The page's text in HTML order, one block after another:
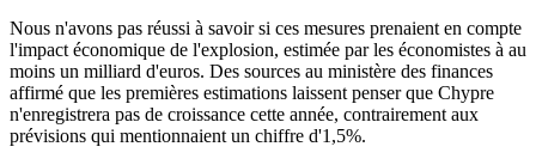
Nous n'avons pas réussi à savoir si ces mesures prenaient en compte
l'impact économique de l'explosion, estimée par les économistes à au
moins un milliard d'euros. Des sources au ministère des finances
affirmé que les premières estimations laissent penser que Chypre
n'enregistrera pas de croissance cette année, contrairement aux
prévisions qui mentionnaient un chiffre d'1,5%.